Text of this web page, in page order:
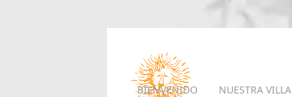
BIENVENIDO NUESTRA VILLA